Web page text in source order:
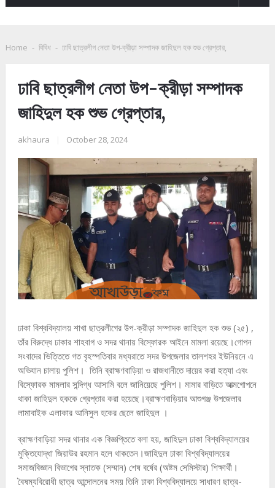
Home - বিবিধ - ঢাবি ছাত্রলীগ নেতা উপ-ক্রীড়া সম্পাদক জাহিদুল হক শুভ গ্রেপ্তার,
ঢাবি ছাত্রলীগ নেতা উপ-ক্রীড়া সম্পাদক
জাহিদুল হক শুভ গ্রেপ্তার,
akhaura October 28, 2024
ঢাকা বিশ্ববিদ্যালয় শাখা ছাত্রলীগের উপ-ক্রীড়া সম্পাদক জাহিদুল হক শুভ (২৫) ,
তাঁর বিরুদ্ধে ঢাকার শাহবাগ ও সদর থানায় বিস্ফোরক আইনে মামলা রয়েছে।গোপন
সংবাদের ভিত্তিতে গত বৃহস্পতিবার মধ্যরাতে সদর উপজেলার তালশহর ইউনিয়নে এ
অভিযান চালায় পুলিশ। তিনি ব্রাহ্মণবাড়িয়া ও রাজধানীতে দায়ের করা হত্যা এবং
বিস্ফোরক মামলার সন্দিগ্ধ আসামি বলে জানিয়েছে পুলিশ। মামার বাড়িতে আত্মগোপনে
থাকা জাহিদুল হককে গ্রেপ্তার করা হয়েছে।ব্রাহ্মণবাড়িয়ার আশুগঞ্জ উপজেলার
লামাবাইক এলাকার আনিসুল হকের ছেলে জাহিদুল ।
ব্রাহ্মণবাড়িয়া সদর থানার এক বিজ্ঞপ্তিতে বলা হয়, জাহিদুল ঢাকা বিশ্ববিদ্যালয়ের
মুক্তিযোদ্ধা জিয়াউর রহমান হলে থাকতেন।জাহিদুল ঢাকা বিশ্ববিদ্যালয়ের
সমাজবিজ্ঞান বিভাগের স্নাতক (সম্মান) শেষ বর্ষের (অষ্টম সেমিস্টার) শিক্ষার্থী।
বৈষম্যবিরোধী ছাত্র আন্দোলনের সময় তিনি ঢাকা বিশ্ববিদ্যালয়ে সাধারণ ছাত্র-